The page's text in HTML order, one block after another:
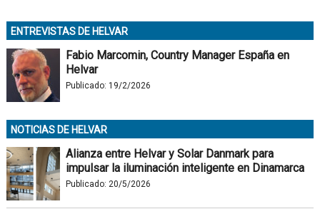
ENTREVISTAS DE HELVAR
Fabio Marcomin, Country Manager España en
Helvar
Publicado: 19/2/2026
NOTICIAS DE HELVAR
Alianza entre Helvar y Solar Danmark para
impulsar la iluminación inteligente en Dinamarca
Publicado: 20/5/2026